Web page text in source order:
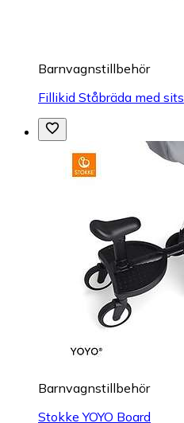
Barnvagnstillbehör
Fillikid Ståbräda med sits
Barnvagnstillbehör
Stokke YOYO Board